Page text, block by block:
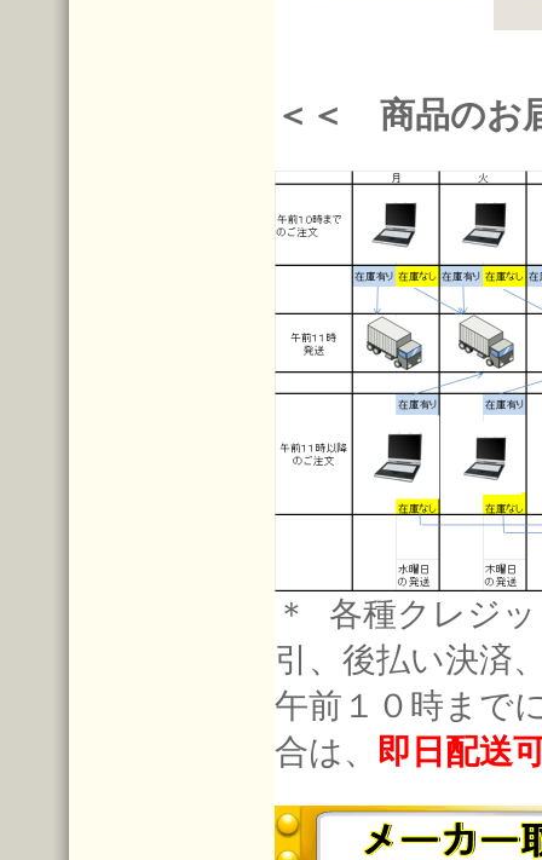
＜＜ 商品のお
＊ 各種クレジ
引、後払い決済
午前１０時まで
合は、 即日配送